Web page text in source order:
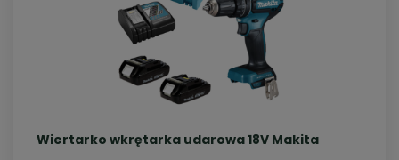
Wiertarko wkrętarka udarowa 18V Makita